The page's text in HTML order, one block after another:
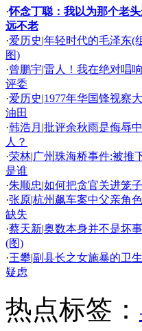
·怀念丁聪：我以为那个老头
远不老
·爱历史|年轻时代的毛泽东(
图)
·曾鹏宇|雷人！我在绝对唱
评委
·爱历史|1977年华国锋视察
油田
·韩浩月 |批评余秋雨是侮辱
人？
·荣林|广州珠海桥事件:被推
是谁
·朱顺忠|如何把贪官关进笼
·张原|杭州飙车案中父亲角
缺失
·蔡天新|奥数本身并不是坏事
(图)
·王攀|副县长之女施暴的卫
疑虑
热点标签：